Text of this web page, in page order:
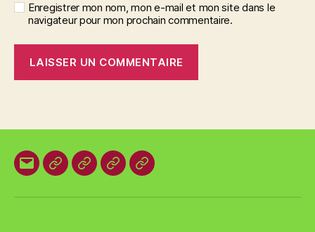
Enregistrer mon nom, mon e-mail et mon site dans le
navigateur pour mon prochain commentaire.
E-
Organisation
Animations
VestesBrevets